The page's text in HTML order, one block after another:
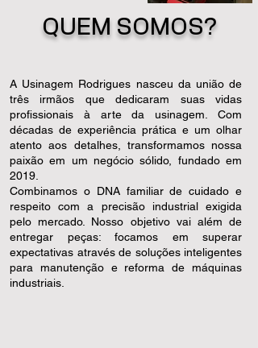
QUEM SOMOS?
A Usinagem Rodrigues nasceu da união de
três irmãos que dedicaram suas vidas
profissionais à arte da usinagem. Com
décadas de experiência prática e um olhar
atento aos detalhes, transformamos nossa
paixão em um negócio sólido, fundado em
2019.
Combinamos o DNA familiar de cuidado e
respeito com a precisão industrial exigida
pelo mercado. Nosso objetivo vai além de
entregar peças: focamos em superar
expectativas através de soluções inteligentes
para manutenção e reforma de máquinas
industriais.